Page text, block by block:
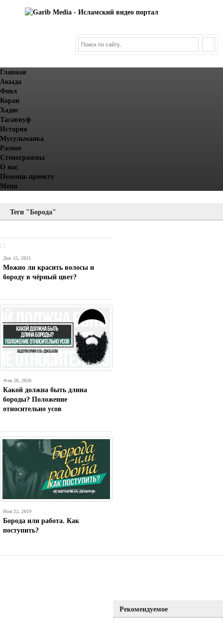
Главная
Акыда
Фикх
Коран
Хадис
Тасаввуф
История
Мусульманка
Разное
Стенограммы
О нас
Помощь проекту
Menu
Теги "Борода"
Дек 15, 2021
Можно ли красить волосы и
бороду в чёрный цвет?
Фев 28, 2020
Какой должна быть длина
бороды? Положение
относительно усов
Ноя 22, 2019
Борода или работа. Как
поступить?
Рекомендуемое